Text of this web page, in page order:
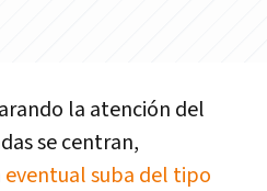
la atención del
se centran,
eventual suba del tipo